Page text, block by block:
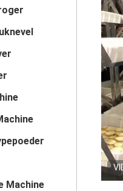
Machine